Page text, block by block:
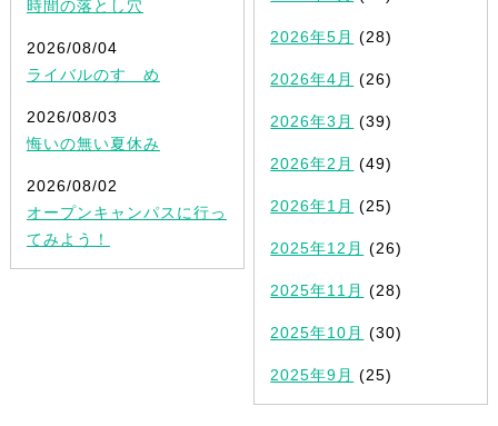
時間の落とし穴
2026/08/04
ライバルのすゝめ
2026/08/03
悔いの無い夏休み
2026/08/02
オープンキャンパスに行っ
てみよう！
2026年5月 (28)
2026年4月 (26)
2026年3月 (39)
2026年2月 (49)
2026年1月 (25)
2025年12月 (26)
2025年11月 (28)
2025年10月 (30)
2025年9月 (25)